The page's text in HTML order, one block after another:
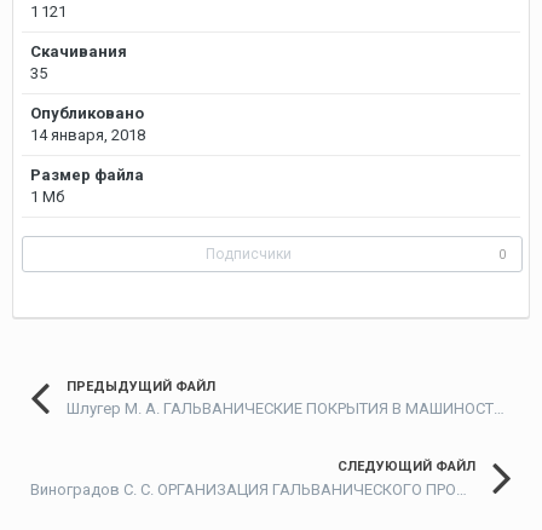
1 121
Скачивания
35
Опубликовано
14 января, 2018
Размер файла
1 Мб
Подписчики 0
ПРЕДЫДУЩИЙ ФАЙЛ
Шлугер М. А. ГАЛЬВАНИЧЕСКИЕ ПОКРЫТИЯ В МАШИНОСТРОЕНИИ (справочник в двух томах). — М.: Машиностроение, 1985.
СЛЕДУЮЩИЙ ФАЙЛ